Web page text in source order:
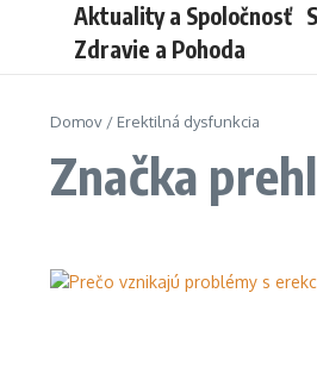
Aktuality a Spoločnosť
Zdravie a Pohoda
Domov / Erektilná dysfunkcia
Značka